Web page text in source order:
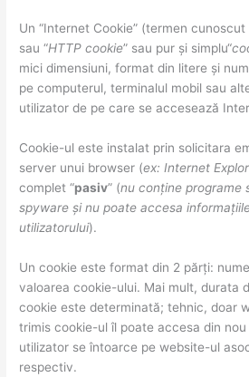
Un “Internet Cookie” (termen cunoscut
sau “HTTP cookie” sau pur și simplu“
mici dimensiuni, format din litere și
pe computerul, terminalul mobil sau
utilizator de pe care se accesează
Cookie-ul este instalat prin solicitara
server unui browser (ex: Internet
complet “pasiv” (nu conține programe
spyware și nu poate accesa
utilizatorului).
Un cookie este format din 2 părți:
valoarea cookie-ului. Mai mult, durata
cookie este determinată; tehnic, doar
trimis cookie-ul îl poate accesa din
utilizator se întoarce pe website-ul
respectiv.